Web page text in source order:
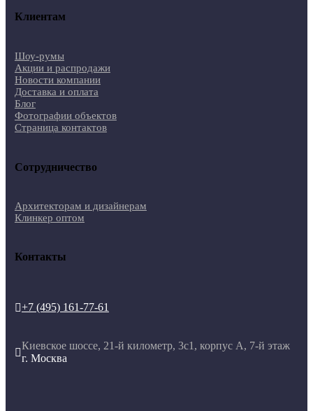
Клиентам
Шоу-румы
Акции и распродажи
Новости компании
Доставка и оплата
Блог
Фотографии объектов
Страница контактов
Сотрудничество
Архитекторам и дизайнерам
Клинкер оптом
Контакты
+7 (495) 161-77-61

Киевское шоссе, 21-й километр, 3с1, корпус А, 7-й этаж
г. Москва